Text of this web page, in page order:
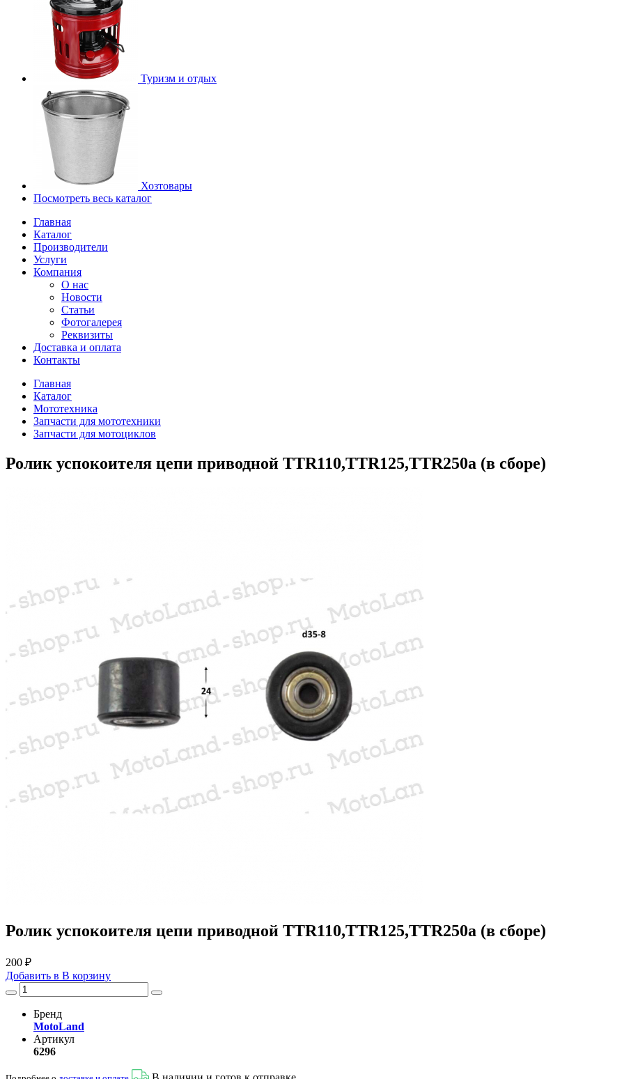
Туризм и отдых
Хозтовары
Посмотреть весь каталог
Главная
Каталог
Производители
Услуги
Компания
О нас
Новости
Статьи
Фотогалерея
Реквизиты
Доставка и оплата
Контакты
Главная
Каталог
Мототехника
Запчасти для мототехники
Запчасти для мотоциклов
Ролик успокоителя цепи приводной TTR110,TTR125,TTR250a (в сборе)
Ролик успокоителя цепи приводной TTR110,TTR125,TTR250a (в сборе)
200 ₽
Добавить в В корзину
Бренд
MotoLand
Артикул
6296